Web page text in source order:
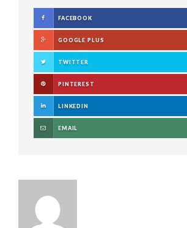
FACEBOOK
GOOGLE PLUS
TWITTER
PINTEREST
LINKEDIN
EMAIL